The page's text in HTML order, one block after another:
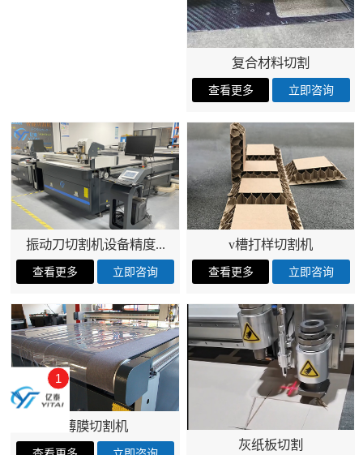
复合材料切割
振动刀切割机设备精度... v槽打样切割机
薄膜切割机
灰纸板切割
1